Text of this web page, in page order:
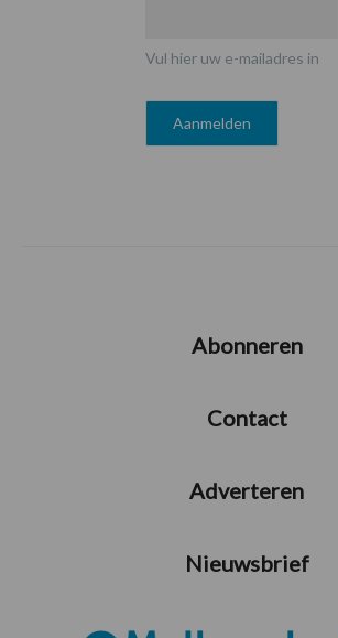
Vul hier uw e-mailadres in
Abonneren
Contact
Adverteren
Nieuwsbrief